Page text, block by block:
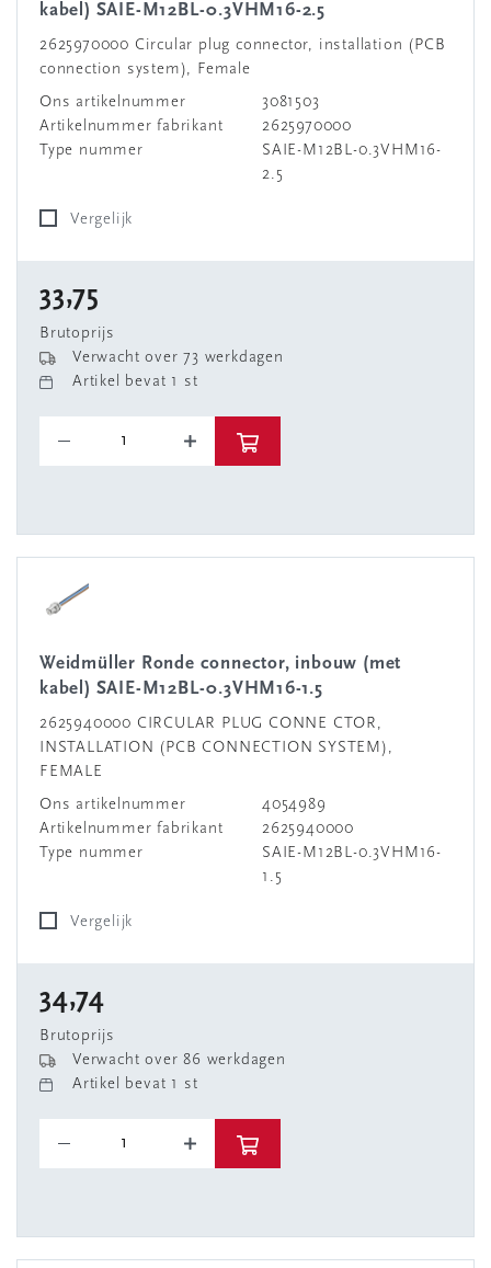
kabel) SAIE-M12BL-0.3VHM16-2.5
2625970000 Circular plug connector, installation (PCB
connection system), Female
Ons artikelnummer
3081503
Artikelnummer fabrikant
2625970000
Type nummer
SAIE-M12BL-0.3VHM16-
2.5
Vergelijk
33,75
Brutoprijs
Verwacht over 73 werkdagen
Artikel bevat 1 st
Weidmüller Ronde connector, inbouw (met
kabel) SAIE-M12BL-0.3VHM16-1.5
2625940000 CIRCULAR PLUG CONNE CTOR,
INSTALLATION (PCB CONNECTION SYSTEM),
FEMALE
Ons artikelnummer
4054989
Artikelnummer fabrikant
2625940000
Type nummer
SAIE-M12BL-0.3VHM16-
1.5
Vergelijk
34,74
Brutoprijs
Verwacht over 86 werkdagen
Artikel bevat 1 st